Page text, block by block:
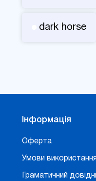
dark horse
Інформація
Оферта
Умови використання
Граматичний